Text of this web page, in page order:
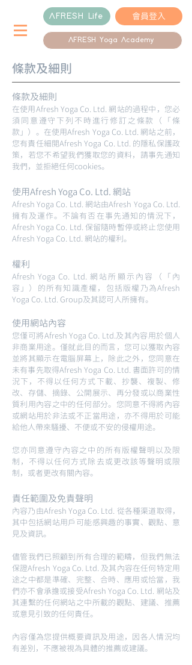
AFRESH Life 會員登入
AFRESH Yoga Academy
條款及細則
條款及細則
在使用Afresh Yoga Co. Ltd. 網站的過程中，您必
須同意遵守下列不時進行修訂之條款（「條
款」）。在使用Afresh Yoga Co. Ltd. 網站之前，
您有責任細閱Afresh Yoga Co. Ltd. 的隱私保護政
策，若您不希望我們獲取您的資料，請事先通知
我們，並拒絕任何cookies。
使用Afresh Yoga Co. Ltd. 網站
Afresh Yoga Co. Ltd. 網站由Afresh Yoga Co. Ltd.
擁有及運作。不論有否在事先通知的情況下，
Afresh Yoga Co. Ltd. 保留隨時暫停或終止您使用
Afresh Yoga Co. Ltd. 網站的權利。
權利
Afresh Yoga Co. Ltd. 網站所顯示內容（「內
容」）的所有知識產權，包括版權乃為Afresh
Yoga Co. Ltd. Group及其認可人所擁有。
使用網站內容
您僅可將Afresh Yoga Co. Ltd.及其內容用於個人
非商業用途。僅就此目的而言，您可以獲取內容
並將其顯示在電腦屏幕上，除此之外，您同意在
未有事先取得Afresh Yoga Co. Ltd. 書面許可的情
況下，不得以任何方式下載、抄襲、複製、修
改、存儲、摘錄、公開展示、再分發或以商業性
質利用內容之中的任何部分。您同意不得將內容
或網站用於非法或不正當用途，亦不得用於可能
給他人帶來騷擾、不便或不安的侵權用途。
您亦同意遵守內容之中的所有版權聲明以及限
制，不得以任何方式除去或更改該等聲明或限
制，或者更改有關內容。
責任範圍及免責聲明
內容乃由Afresh Yoga Co. Ltd. 從各種渠道取得，
其中包括網站用戶可能感興趣的事實、觀點、意
見及資訊。
儘管我們已照顧到所有合理的範疇，但我們無法
保證Afresh Yoga Co. Ltd. 及其內容在任何特定用
途之中都是準確、完整、合時、應用或恰當，我
們亦不會承擔或接受Afresh Yoga Co. Ltd. 網站及
其連繫的任何網站之中所載的觀點、建議、推薦
或意見引致的任何責任。
內容僅為您提供概要資訊及用途，因各人情況均
有差別，不應被視為具體的推薦或建議。